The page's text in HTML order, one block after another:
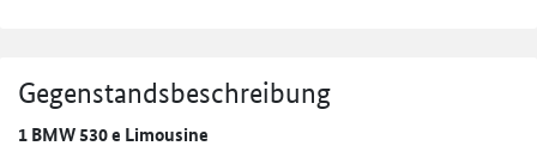
Gegenstandsbeschreibung
1 BMW 530 e Limousine